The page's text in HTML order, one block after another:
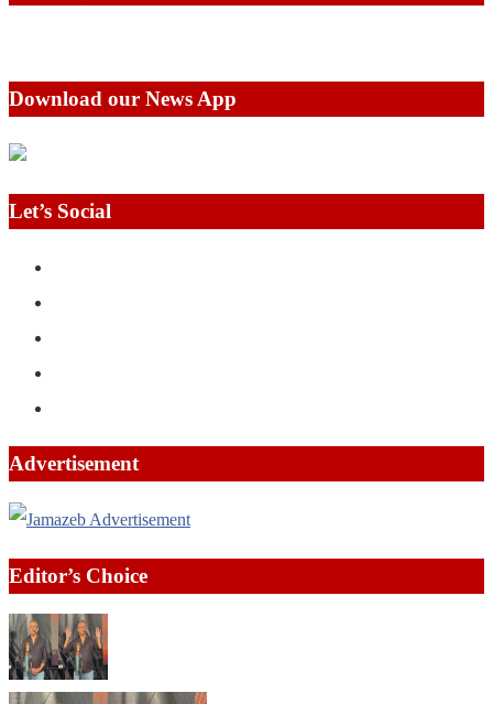
Download our News App
Let’s Social
Advertisement
Editor’s Choice